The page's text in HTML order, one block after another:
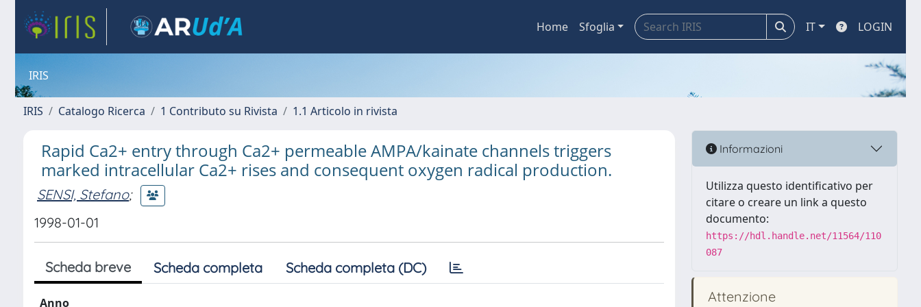
Home Sfoglia IT LOGIN
IRIS
IRIS Catalogo Ricerca 1 Contributo su Rivista 1.1 Articolo in rivista
Rapid Ca2+ entry through Ca2+ permeable AMPA/kainate channels triggers
marked intracellular Ca2+ rises and consequent oxygen radical production.
SENSI, Stefano;
1998-01-01
Scheda breve Scheda completa Scheda completa (DC)
Anno
Informazioni
Utilizza questo identificativo per
citare o creare un link a questo
documento:
https://hdl.handle.net/11564/110
087
Attenzione